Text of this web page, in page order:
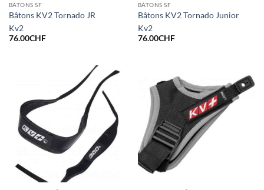
BÂTONS SF
Bâtons KV2 Tornado JR
Kv2
76.00CHF
BÂTONS SF
Bâtons KV2 Tornado Junior
Kv2
76.00CHF